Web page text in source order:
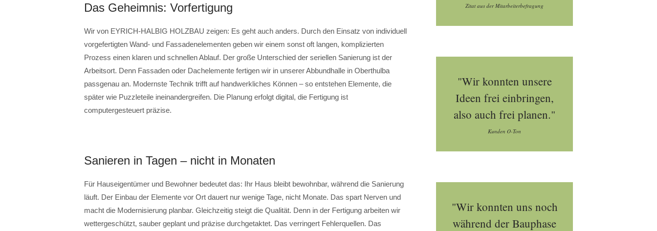
Das Geheimnis: Vorfertigung
Wir von EYRICH-HALBIG HOLZBAU zeigen: Es geht auch anders. Durch den Einsatz von individuell
vorgefertigten Wand- und Fassadenelementen geben wir einem sonst oft langen, komplizierten
Prozess einen klaren und schnellen Ablauf. Der große Unterschied der seriellen Sanierung ist der
Arbeitsort. Denn Fassaden oder Dachelemente fertigen wir in unserer Abbundhalle in Oberthulba
passgenau an. Modernste Technik trifft auf handwerkliches Können – so entstehen Elemente, die
später wie Puzzleteile ineinandergreifen. Die Planung erfolgt digital, die Fertigung ist
computergesteuert präzise.
Sanieren in Tagen – nicht in Monaten
Für Hauseigentümer und Bewohner bedeutet das: Ihr Haus bleibt bewohnbar, während die Sanierung
läuft. Der Einbau der Elemente vor Ort dauert nur wenige Tage, nicht Monate. Das spart Nerven und
macht die Modernisierung planbar. Gleichzeitig steigt die Qualität. Denn in der Fertigung arbeiten wir
wettergeschützt, sauber geplant und präzise durchgetaktet. Das verringert Fehlerquellen. Das
Zitat aus der Mitarbeiterbefragung
"Wir konnten unsere
Ideen frei einbringen,
also auch frei planen."
Kunden O-Ton
"Wir konnten uns noch
während der Bauphase